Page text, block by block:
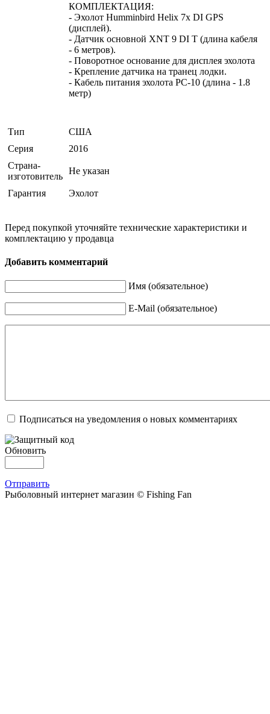
КОМПЛЕКТАЦИЯ:
- Эхолот Humminbird Helix 7x DI GPS
(дисплей).
- Датчик основной XNT 9 DI T (длина кабеля
- 6 метров).
- Поворотное основание для дисплея эхолота
- Крепление датчика на транец лодки.
- Кабель питания эхолота PC-10 (длина - 1.8
метр)
Тип
США
Серия
2016
Страна-
изготовитель
Не указан
Гарантия Эхолот
Перед покупкой уточняйте технические характеристики и
комплектацию у продавца
Добавить комментарий
Имя (обязательное)
E-Mail (обязательное)
Подписаться на уведомления о новых комментариях
Обновить
Отправить
Рыболовный интернет магазин © Fishing Fan